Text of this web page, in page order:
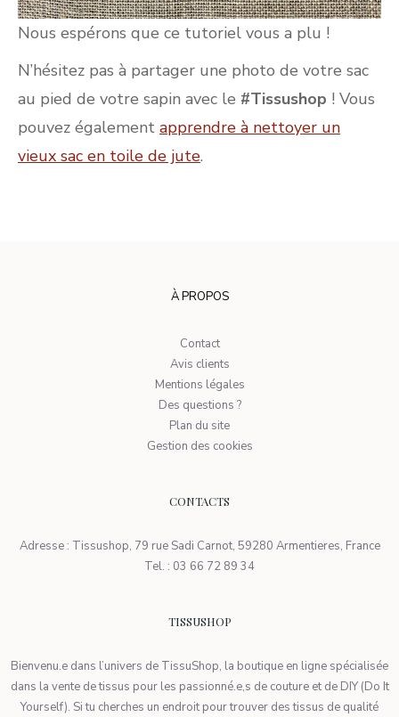
Nous espérons que ce tutoriel vous a plu !
N’hésitez pas à partager une photo de votre sac
au pied de votre sapin avec le #Tissushop ! Vous
pouvez également apprendre à nettoyer un
vieux sac en toile de jute.
À PROPOS
Contact
Avis clients
Mentions légales
Des questions ?
Plan du site
Gestion des cookies
CONTACTS
Adresse : Tissushop, 79 rue Sadi Carnot, 59280 Armentieres, France
Tel. : 03 66 72 89 34
TISSUSHOP
Bienvenu.e dans l’univers de TissuShop, la boutique en ligne spécialisée
dans la vente de tissus pour les passionné.e,s de couture et de DIY (Do It
Yourself). Si tu cherches un endroit pour trouver des tissus de qualité